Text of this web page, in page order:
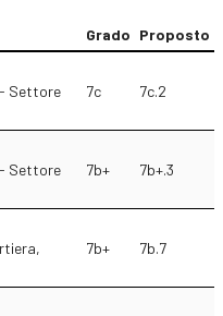
Grado Proposto
- Settore
7c 7c.2
- Settore
7b+ 7b+.3
7b+ 7b.7